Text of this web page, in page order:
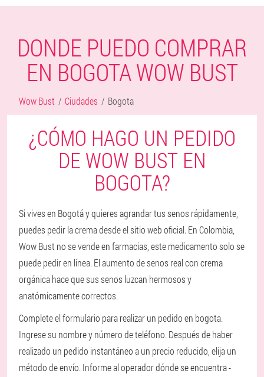
DONDE PUEDO COMPRAR
EN BOGOTA WOW BUST
Wow Bust Ciudades Bogota
¿CÓMO HAGO UN PEDIDO
DE WOW BUST EN
BOGOTA?
Si vives en Bogotá y quieres agrandar tus senos rápidamente,
puedes pedir la crema desde el sitio web oficial. En Colombia,
Wow Bust no se vende en farmacias, este medicamento solo se
puede pedir en línea. El aumento de senos real con crema
orgánica hace que sus senos luzcan hermosos y
anatómicamente correctos.
Complete el formulario para realizar un pedido en bogota.
Ingrese su nombre y número de teléfono. Después de haber
realizado un pedido instantáneo a un precio reducido, elija un
método de envío. Informe al operador dónde se encuentra -